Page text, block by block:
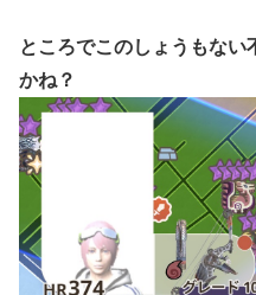
ところでこのしょうもな
かね？